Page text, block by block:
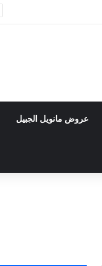
عروض مانويل الجبيل